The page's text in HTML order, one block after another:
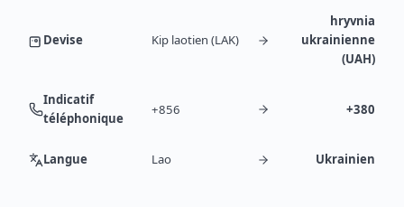
Devise Kip laotien (LAK)
hryvnia
ukrainienne
(UAH)
Indicatif
téléphonique
+856 +380
Langue Lao Ukrainien